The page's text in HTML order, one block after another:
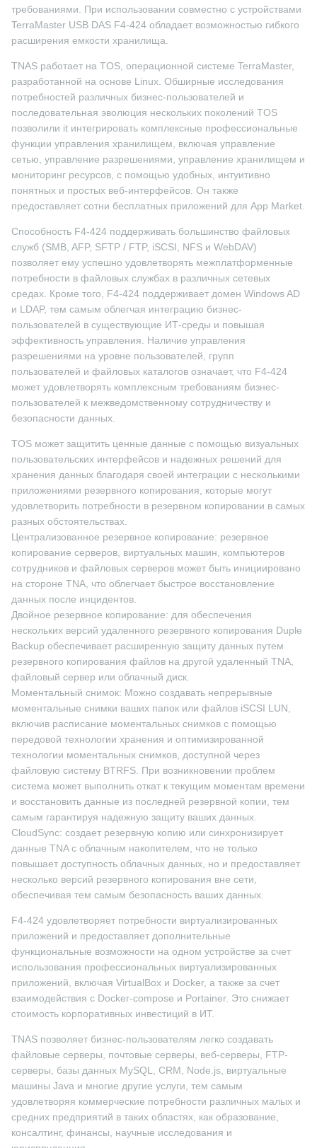
требованиями. При использовании совместно с устройствами
TerraMaster USB DAS F4-424 обладает возможностью гибкого
расширения емкости хранилища.
TNAS работает на TOS, операционной системе TerraMaster,
разработанной на основе Linux. Обширные исследования
потребностей различных бизнес-пользователей и
последовательная эволюция нескольких поколений TOS
позволили it интегрировать комплексные профессиональные
функции управления хранилищем, включая управление
сетью, управление разрешениями, управление хранилищем и
мониторинг ресурсов, с помощью удобных, интуитивно
понятных и простых веб-интерфейсов. Он также
предоставляет сотни бесплатных приложений для App Market.
Способность F4-424 поддерживать большинство файловых
служб (SMB, AFP, SFTP / FTP, iSCSI, NFS и WebDAV)
позволяет ему успешно удовлетворять межплатформенные
потребности в файловых службах в различных сетевых
средах. Кроме того, F4-424 поддерживает домен Windows AD
и LDAP, тем самым облегчая интеграцию бизнес-
пользователей в существующие ИТ-среды и повышая
эффективность управления. Наличие управления
разрешениями на уровне пользователей, групп
пользователей и файловых каталогов означает, что F4-424
может удовлетворять комплексным требованиям бизнес-
пользователей к межведомственному сотрудничеству и
безопасности данных.
TOS может защитить ценные данные с помощью визуальных
пользовательских интерфейсов и надежных решений для
хранения данных благодаря своей интеграции с несколькими
приложениями резервного копирования, которые могут
удовлетворить потребности в резервном копировании в самых
разных обстоятельствах.
Централизованное резервное копирование: резервное
копирование серверов, виртуальных машин, компьютеров
сотрудников и файловых серверов может быть инициировано
на стороне TNA, что облегчает быстрое восстановление
данных после инцидентов.
Двойное резервное копирование: для обеспечения
нескольких версий удаленного резервного копирования Duple
Backup обеспечивает расширенную защиту данных путем
резервного копирования файлов на другой удаленный TNA,
файловый сервер или облачный диск.
Моментальный снимок: Можно создавать непрерывные
моментальные снимки ваших папок или файлов iSCSI LUN,
включив расписание моментальных снимков с помощью
передовой технологии хранения и оптимизированной
технологии моментальных снимков, доступной через
файловую систему BTRFS. При возникновении проблем
система может выполнить откат к текущим моментам времени
и восстановить данные из последней резервной копии, тем
самым гарантируя надежную защиту ваших данных.
CloudSync: создает резервную копию или синхронизирует
данные TNA с облачным накопителем, что не только
повышает доступность облачных данных, но и предоставляет
несколько версий резервного копирования вне сети,
обеспечивая тем самым безопасность ваших данных.
F4-424 удовлетворяет потребности виртуализированных
приложений и предоставляет дополнительные
функциональные возможности на одном устройстве за счет
использования профессиональных виртуализированных
приложений, включая VirtualBox и Docker, а также за счет
взаимодействия с Docker-compose и Portainer. Это снижает
стоимость корпоративных инвестиций в ИТ.
TNAS позволяет бизнес-пользователям легко создавать
файловые серверы, почтовые серверы, веб-серверы, FTP-
серверы, базы данных MySQL, CRM, Node.js, виртуальные
машины Java и многие другие услуги, тем самым
удовлетворяя коммерческие потребности различных малых и
средних предприятий в таких областях, как образование,
консалтинг, финансы, научные исследования и